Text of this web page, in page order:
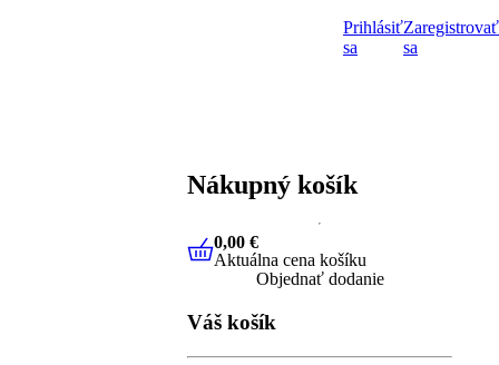
Prihlásiť
sa
Zaregistrovať
sa
Nákupný košík
0,00 €Aktuálna cena košíku
0,00 €
Aktuálna cena košíku
Objednať dodanie
Váš košík